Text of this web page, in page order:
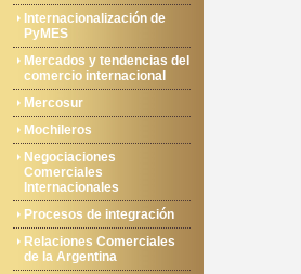
Internacionalización de
PyMES
Mercados y tendencias del
comercio internacional
Mercosur
Mochileros
Negociaciones
Comerciales
Internacionales
Procesos de integración
Relaciones Comerciales
de la Argentina